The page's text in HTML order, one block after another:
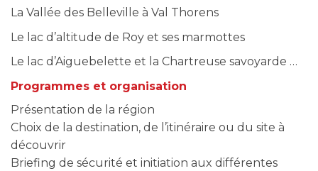
La Vallée des Belleville à Val Thorens
Le lac d’altitude de Roy et ses marmottes
Le lac d’Aiguebelette et la Chartreuse savoyarde …
Programmes et organisation
Présentation de la région
Choix de la destination, de l’itinéraire ou du site à
découvrir
Briefing de sécurité et initiation aux différentes